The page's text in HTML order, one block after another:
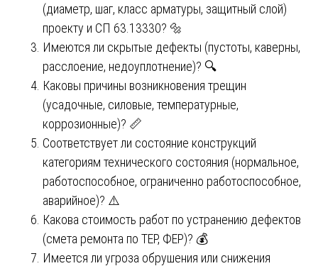
(диаметр, шаг, класс арматуры, защитный слой)
проекту и СП 63.13330? 🔩
Имеются ли скрытые дефекты (пустоты, каверны,
расслоение, недоуплотнение)? 🔍
Каковы причины возникновения трещин
(усадочные, силовые, температурные,
коррозионные)? 📏
Соответствует ли состояние конструкций
категориям технического состояния (нормальное,
работоспособное, ограниченно работоспособное,
аварийное)? ⚠️
Какова стоимость работ по устранению дефектов
(смета ремонта по ТЕР, ФЕР)? 💰
Имеется ли угроза обрушения или снижения